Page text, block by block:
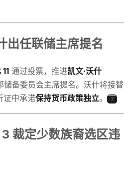
出任联储主席提名
通过投票，推进凯文·沃什
储备委员会主席提名。沃什将接替
证中承诺保持货币政策独立。 7
裁定少数族裔选区违